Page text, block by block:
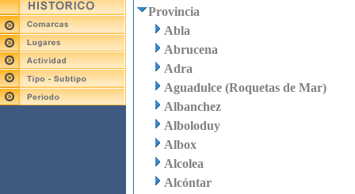
Provincia
Abla
Abrucena
Adra
Aguadulce (Roquetas de Mar)
Albanchez
Alboloduy
Albox
Alcolea
Alcóntar